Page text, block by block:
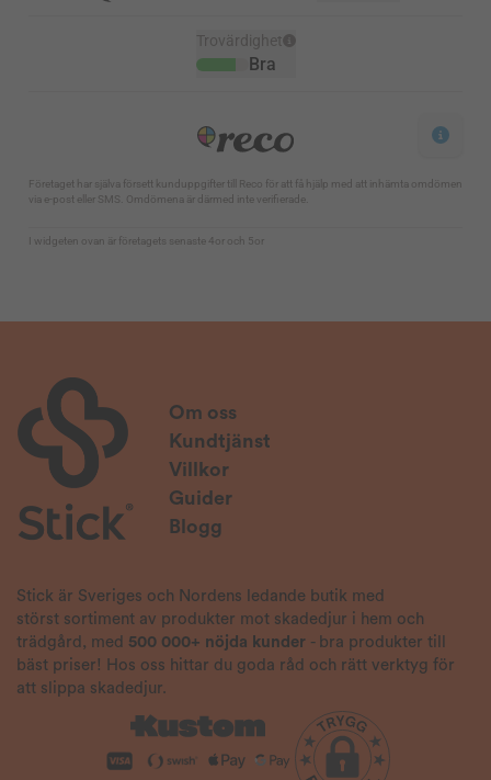
Om oss
Kundtjänst
Villkor
Guider
Blogg
Stick är Sveriges och Nordens ledande butik med
störst sortiment av produkter mot skadedjur i hem och
trädgård, med 500 000+ nöjda kunder - bra produkter till
bäst priser! Hos oss hittar du goda råd och rätt verktyg för
att slippa skadedjur.